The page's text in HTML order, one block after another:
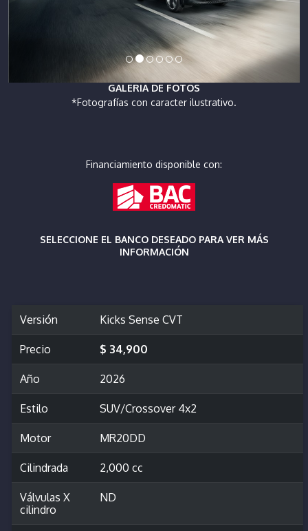
GALERIA DE FOTOS
*Fotografías con caracter ilustrativo.
Financiamiento disponible con:
SELECCIONE EL BANCO DESEADO PARA VER MÁS
INFORMACIÓN
Versión Kicks Sense CVT
Precio $ 34,900
Año 2026
Estilo SUV/Crossover 4x2
Motor MR20DD
Cilindrada 2,000 cc
Válvulas X
cilindro
ND